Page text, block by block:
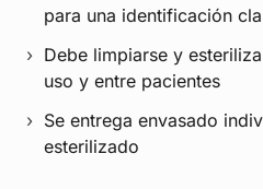
para una identificación
Debe limpiarse y
uso y entre pacientes
Se entrega envasado
esterilizado